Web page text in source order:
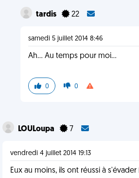
tardis 22
samedi 5 juillet 2014 8:46
Ah... Au temps pour moi...
0 0
LOULoupa 7
vendredi 4 juillet 2014 19:13
Eux au moins, ils ont réussi à